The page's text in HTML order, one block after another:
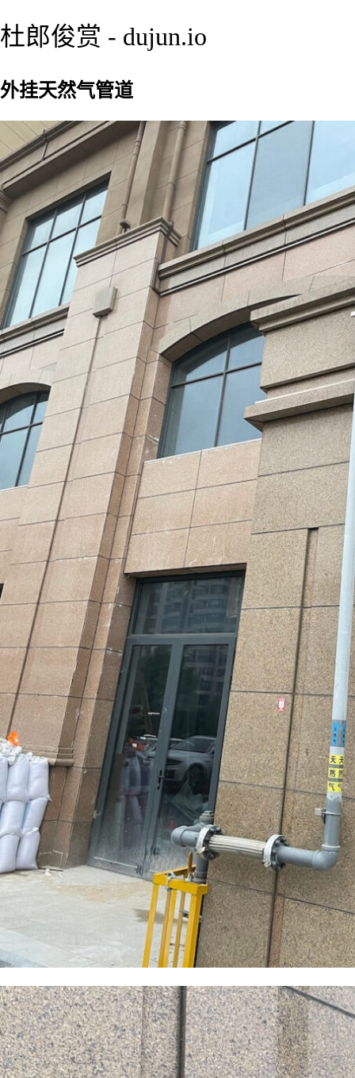
杜郎俊赏 - dujun.io
外挂天然气管道